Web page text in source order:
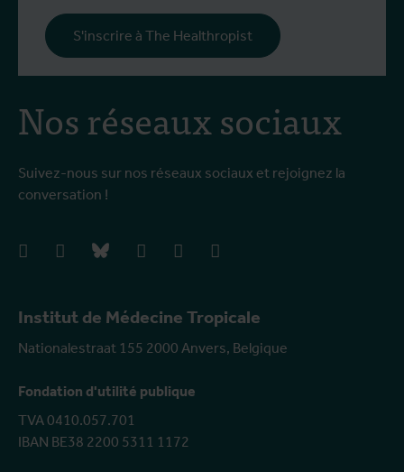
Institut de Médecine Tropicale
Nationalestraat 155 2000 Anvers, Belgique
Fondation d'utilité publique
TVA 0410.057.701
IBAN BE38 2200 5311 1172
Nos réseaux sociaux
Suivez-nous sur nos réseaux sociaux et rejoignez la
conversation !
instagrambluesky
S'inscrire à The Healthropist